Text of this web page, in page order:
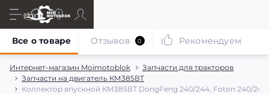
Интернет-магазин Moimotoblok
Запчасти для тракторов
Запчасти на двигатель КМ385ВТ
Коллектор впускной КМ385ВТ DongFeng 240/244, Foton 240/
Все о товаре Отзывов 0 Рекомендуем